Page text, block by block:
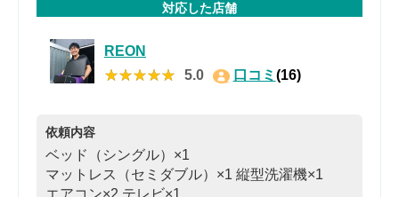
対応した店舗
REON
★★★★★
★★★★★ 5.0 口コミ (16)
依頼内容
ベッド（シングル）×1
マットレス（セミダブル）×1 縦型洗濯機×1